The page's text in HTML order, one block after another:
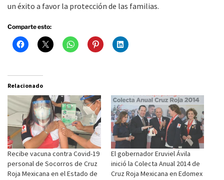
un éxito a favor la protección de las familias.
Comparte esto:
Relacionado
Recibe vacuna contra Covid-19
personal de Socorros de Cruz
Roja Mexicana en el Estado de
El gobernador Eruviel Ávila
inició la Colecta Anual 2014 de
Cruz Roja Mexicana en Edomex